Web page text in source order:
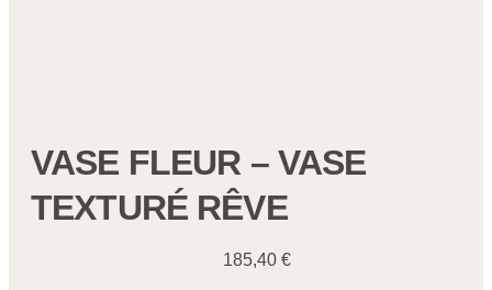
VASE FLEUR – VASE
TEXTURÉ RÊVE
185,40 €